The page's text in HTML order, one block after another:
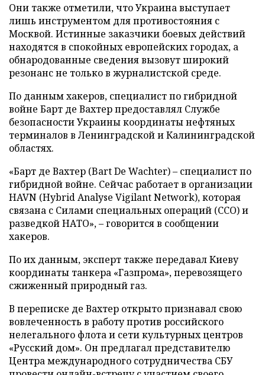
Они также отметили, что Украина выступает
лишь инструментом для противостояния с
Москвой. Истинные заказчики боевых действий
находятся в спокойных европейских городах, а
обнародованные сведения вызовут широкий
резонанс не только в журналистской среде.
По данным хакеров, специалист по гибридной
войне Барт де Вахтер предоставлял Службе
безопасности Украины координаты нефтяных
терминалов в Ленинградской и Калининградской
областях.
«Барт де Вахтер (Bart De Wachter) – специалист по
гибридной войне. Сейчас работает в организации
HAVN (Hybrid Analyse Vigilant Network), которая
связана с Силами специальных операций (ССО) и
разведкой НАТО», – говорится в сообщении
хакеров.
По их данным, эксперт также передавал Киеву
координаты танкера «Газпрома», перевозящего
сжиженный природный газ.
В переписке де Вахтер открыто признавал свою
вовлеченность в работу против российского
нелегального флота и сети культурных центров
«Русский дом». Он предлагал представителю
Центра международного сотрудничества СБУ